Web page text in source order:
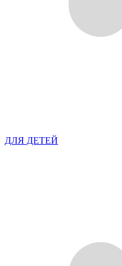
ДЛЯ ДЕТЕЙ